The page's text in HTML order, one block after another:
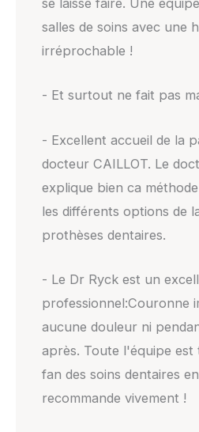
se laisse faire. Une
salles de soins avec une
irréprochable !
- Et surtout ne fait pas
- Excellent accueil de la
docteur CAILLOT. Le
explique bien ca
les différents options de
prothèses dentaires.
- Le Dr Ryck est un
professionnel:Couronne
aucune douleur ni
après. Toute l'équipe est
fan des soins dentaires
recommande vivement !